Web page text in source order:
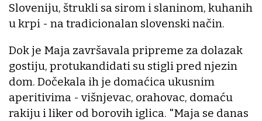
Sloveniju, štrukli sa sirom i slaninom, kuhanih
u krpi - na tradicionalan slovenski način.
Dok je Maja završavala pripreme za dolazak
gostiju, protukandidati su stigli pred njezin
dom. Dočekala ih je domaćica ukusnim
aperitivima - višnjevac, orahovac, domaću
rakiju i liker od borovih iglica. "Maja se danas